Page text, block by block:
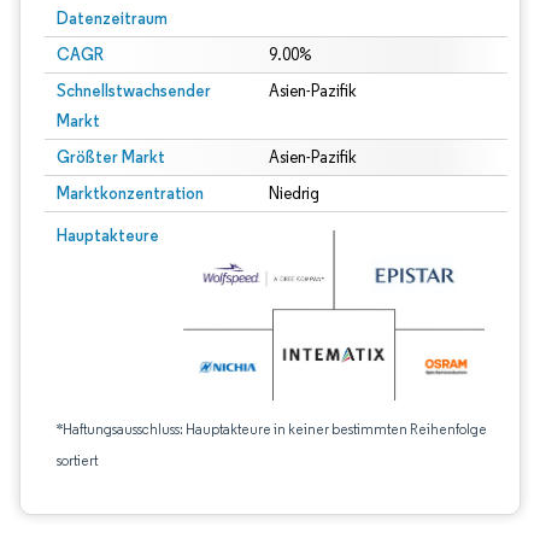
Datenzeitraum
CAGR 9.00%
Schnellstwachsender
Markt
Asien-Pazifik
Größter Markt Asien-Pazifik
Marktkonzentration Niedrig
Hauptakteure
*Haftungsausschluss: Hauptakteure in keiner bestimmten Reihenfolge
sortiert